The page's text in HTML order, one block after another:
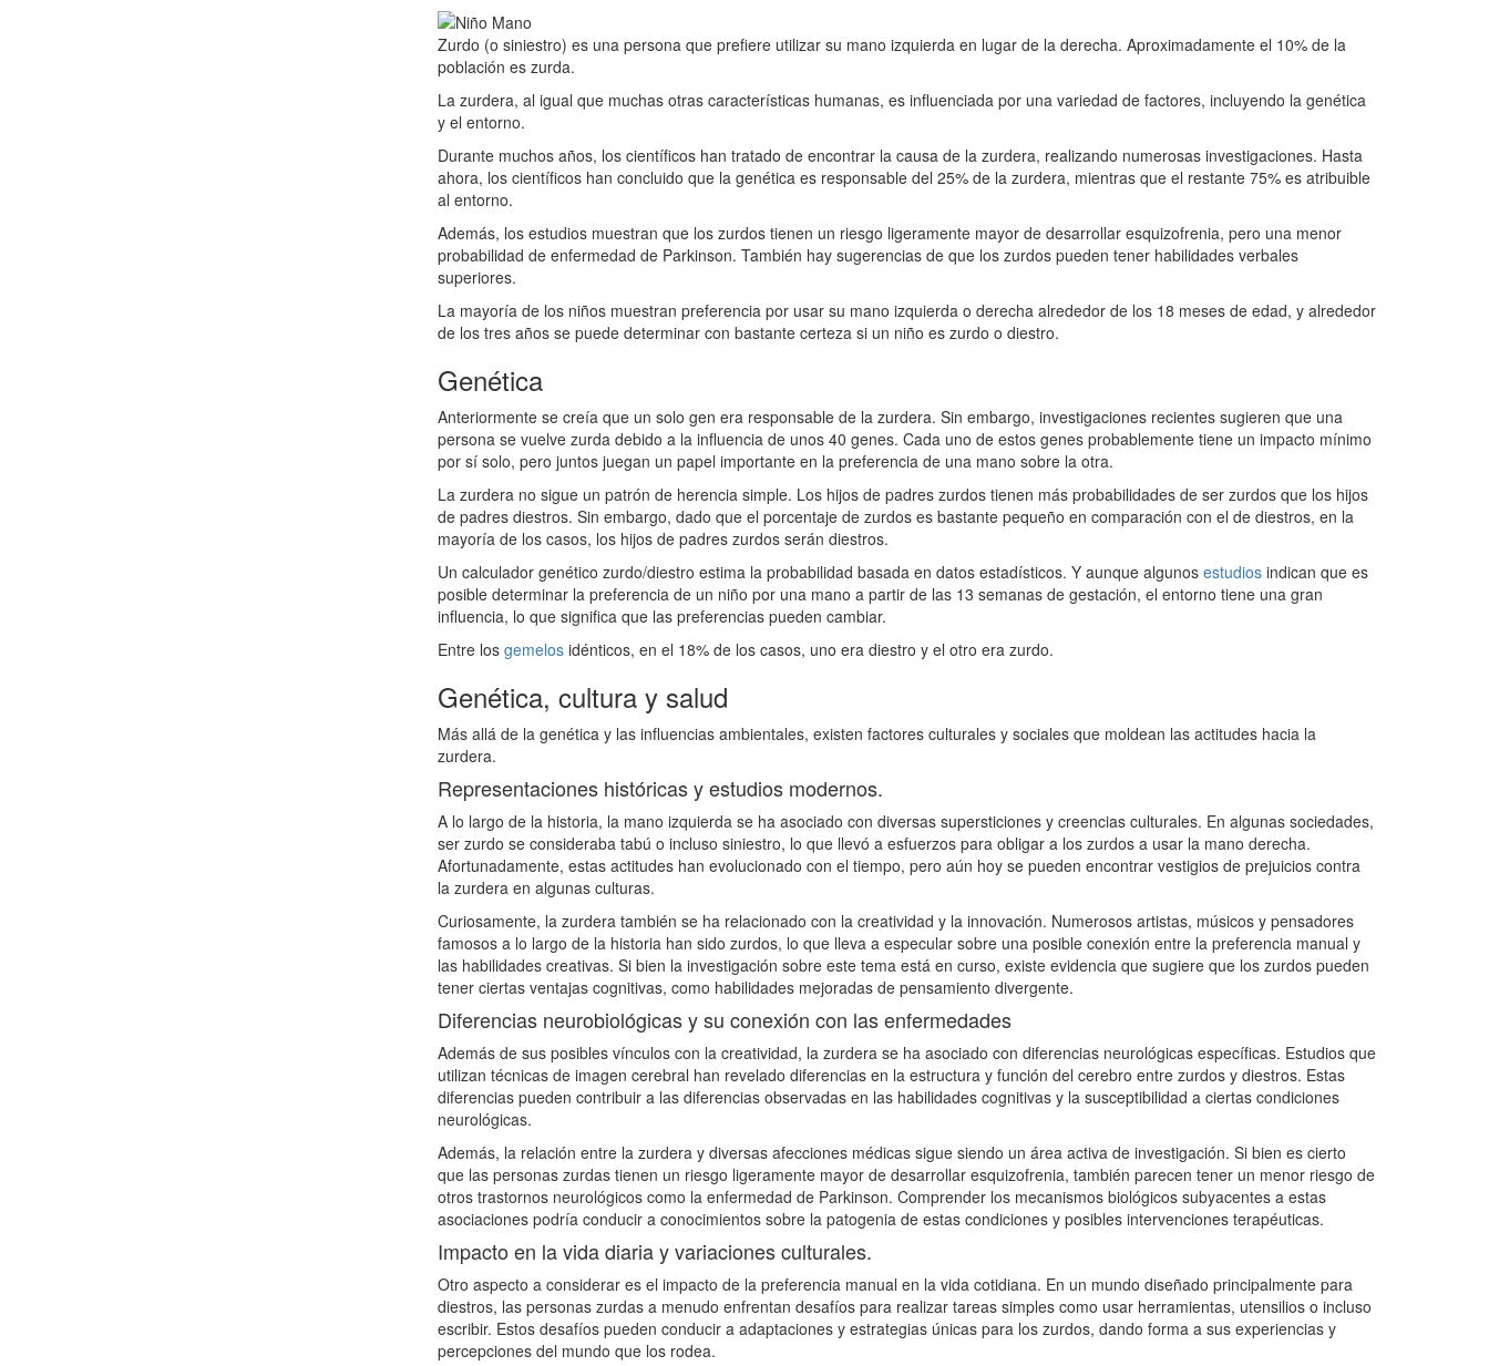
Zurdo (o siniestro) es una persona que prefiere utilizar su mano izquierda en lugar de la derecha. Aproximadamente el 10% de la
población es zurda.
La zurdera, al igual que muchas otras características humanas, es influenciada por una variedad de factores, incluyendo la genética
y el entorno.
Durante muchos años, los científicos han tratado de encontrar la causa de la zurdera, realizando numerosas investigaciones. Hasta
ahora, los científicos han concluido que la genética es responsable del 25% de la zurdera, mientras que el restante 75% es atribuible
al entorno.
Además, los estudios muestran que los zurdos tienen un riesgo ligeramente mayor de desarrollar esquizofrenia, pero una menor
probabilidad de enfermedad de Parkinson. También hay sugerencias de que los zurdos pueden tener habilidades verbales
superiores.
La mayoría de los niños muestran preferencia por usar su mano izquierda o derecha alrededor de los 18 meses de edad, y alrededor
de los tres años se puede determinar con bastante certeza si un niño es zurdo o diestro.
Genética
Anteriormente se creía que un solo gen era responsable de la zurdera. Sin embargo, investigaciones recientes sugieren que una
persona se vuelve zurda debido a la influencia de unos 40 genes. Cada uno de estos genes probablemente tiene un impacto mínimo
por sí solo, pero juntos juegan un papel importante en la preferencia de una mano sobre la otra.
La zurdera no sigue un patrón de herencia simple. Los hijos de padres zurdos tienen más probabilidades de ser zurdos que los hijos
de padres diestros. Sin embargo, dado que el porcentaje de zurdos es bastante pequeño en comparación con el de diestros, en la
mayoría de los casos, los hijos de padres zurdos serán diestros.
Un calculador genético zurdo/diestro estima la probabilidad basada en datos estadísticos. Y aunque algunos estudiosindican que es
posible determinar la preferencia de un niño por una mano a partir de las 13 semanas de gestación, el entorno tiene una gran
influencia, lo que significa que las preferencias pueden cambiar.
Entre los gemelosidénticos, en el 18% de los casos, uno era diestro y el otro era zurdo.
Genética, cultura y salud
Más allá de la genética y las influencias ambientales, existen factores culturales y sociales que moldean las actitudes hacia la
zurdera.
Representaciones históricas y estudios modernos.
A lo largo de la historia, la mano izquierda se ha asociado con diversas supersticiones y creencias culturales. En algunas sociedades,
ser zurdo se consideraba tabú o incluso siniestro, lo que llevó a esfuerzos para obligar a los zurdos a usar la mano derecha.
Afortunadamente, estas actitudes han evolucionado con el tiempo, pero aún hoy se pueden encontrar vestigios de prejuicios contra
la zurdera en algunas culturas.
Curiosamente, la zurdera también se ha relacionado con la creatividad y la innovación. Numerosos artistas, músicos y pensadores
famosos a lo largo de la historia han sido zurdos, lo que lleva a especular sobre una posible conexión entre la preferencia manual y
las habilidades creativas. Si bien la investigación sobre este tema está en curso, existe evidencia que sugiere que los zurdos pueden
tener ciertas ventajas cognitivas, como habilidades mejoradas de pensamiento divergente.
Diferencias neurobiológicas y su conexión con las enfermedades
Además de sus posibles vínculos con la creatividad, la zurdera se ha asociado con diferencias neurológicas específicas. Estudios que
utilizan técnicas de imagen cerebral han revelado diferencias en la estructura y función del cerebro entre zurdos y diestros. Estas
diferencias pueden contribuir a las diferencias observadas en las habilidades cognitivas y la susceptibilidad a ciertas condiciones
neurológicas.
Además, la relación entre la zurdera y diversas afecciones médicas sigue siendo un área activa de investigación. Si bien es cierto
que las personas zurdas tienen un riesgo ligeramente mayor de desarrollar esquizofrenia, también parecen tener un menor riesgo de
otros trastornos neurológicos como la enfermedad de Parkinson. Comprender los mecanismos biológicos subyacentes a estas
asociaciones podría conducir a conocimientos sobre la patogenia de estas condiciones y posibles intervenciones terapéuticas.
Impacto en la vida diaria y variaciones culturales.
Otro aspecto a considerar es el impacto de la preferencia manual en la vida cotidiana. En un mundo diseñado principalmente para
diestros, las personas zurdas a menudo enfrentan desafíos para realizar tareas simples como usar herramientas, utensilios o incluso
escribir. Estos desafíos pueden conducir a adaptaciones y estrategias únicas para los zurdos, dando forma a sus experiencias y
percepciones del mundo que los rodea.